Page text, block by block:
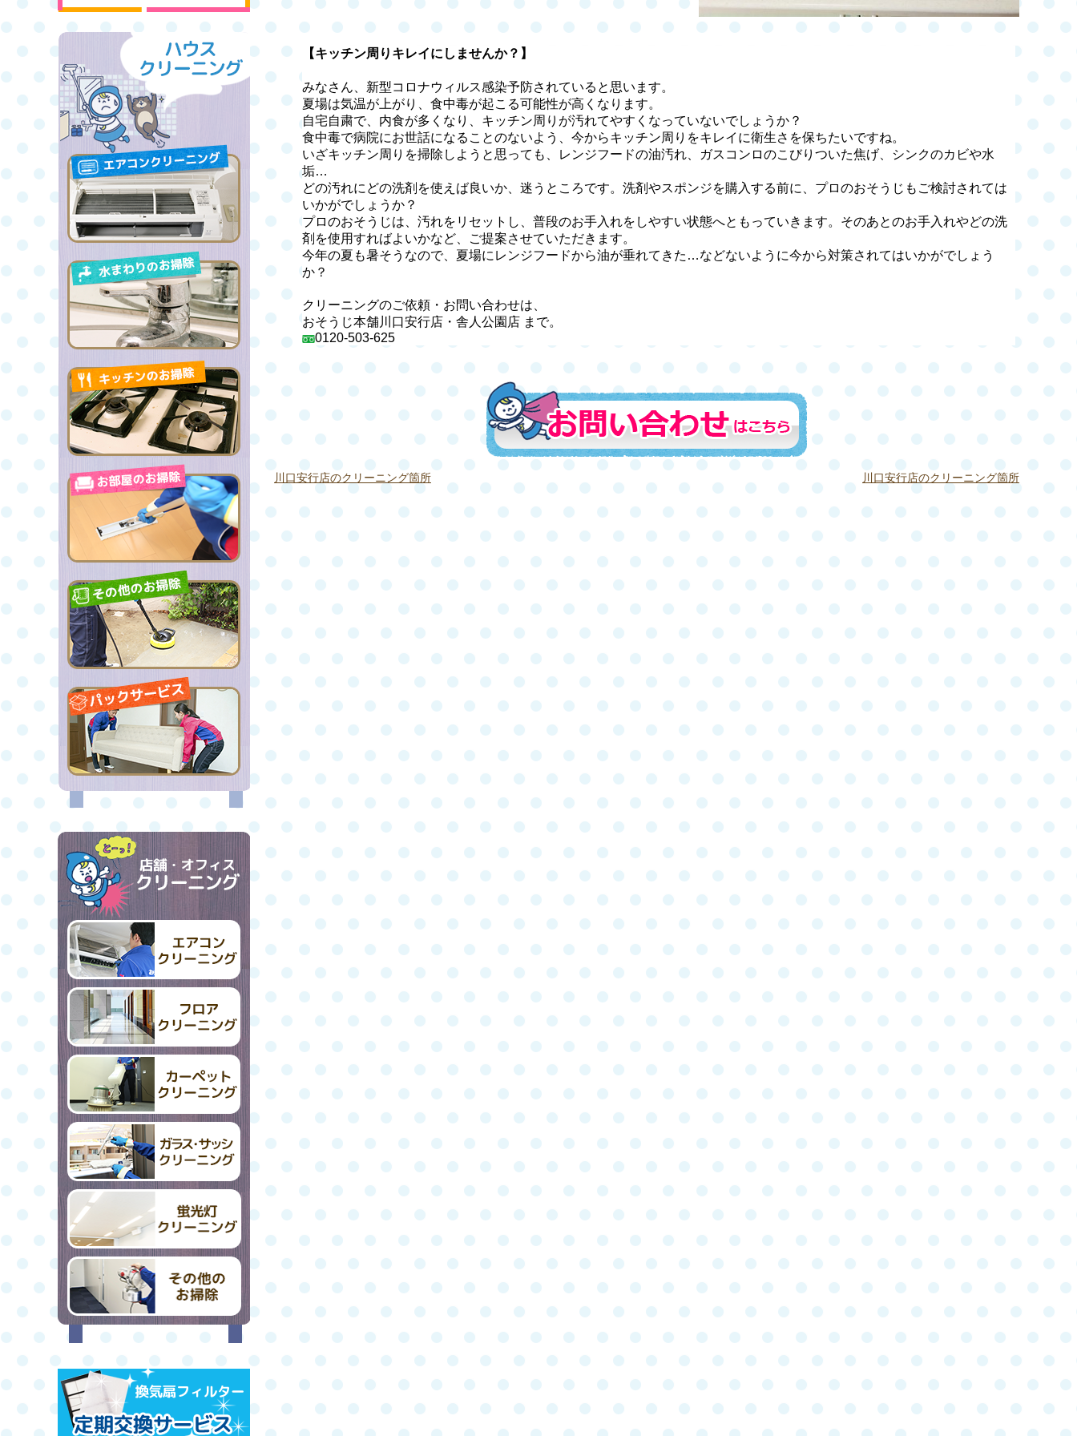
【キッチン周りキレイにしませんか？】
みなさん、新型コロナウィルス感染予防されていると思います。
夏場は気温が上がり、食中毒が起こる可能性が高くなります。
自宅自粛で、内食が多くなり、キッチン周りが汚れてやすくなっていないでしょうか？
食中毒で病院にお世話になることのないよう、今からキッチン周りをキレイに衛生さを保ちたいですね。
いざキッチン周りを掃除しようと思っても、レンジフードの油汚れ、ガスコンロのこびりついた焦げ、シンクのカビや水
垢…
どの汚れにどの洗剤を使えば良いか、迷うところです。洗剤やスポンジを購入する前に、プロのおそうじもご検討されては
いかがでしょうか？
プロのおそうじは、汚れをリセットし、普段のお手入れをしやすい状態へともっていきます。そのあとのお手入れやどの洗
剤を使用すればよいかなど、ご提案させていただきます。
今年の夏も暑そうなので、夏場にレンジフードから油が垂れてきた …などないように今から対策されてはいかがでしょう
か？
クリーニングのご依頼・お問い合わせは、
おそうじ本舗川口安行店・舎人公園店 まで。
0120-503-625
川口安行店のクリーニング箇所 川口安行店のクリーニング箇所